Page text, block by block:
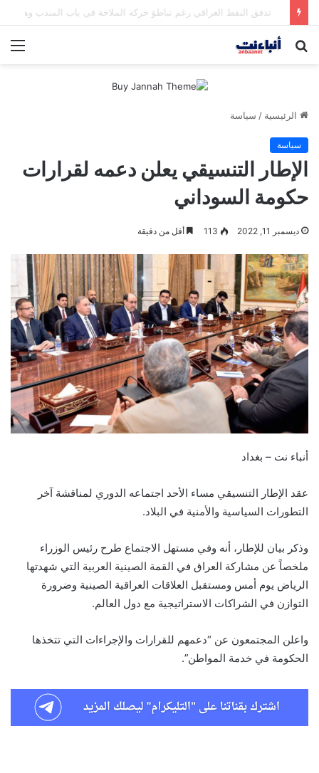
مقتل شخصين وإصابة 5 في إطلاق نار بمهرجان بمدينة سياتل الأميركية
بحث
الرئيسية / سياسة
سياسة
الإطار التنسيقي يعلن دعمه لقرارات
حكومة السوداني
ديسمبر 11, 2022 113 أقل من دقيقة
‏أنباء نت – بغداد
عقد الإطار التنسيقي مساء الأحد اجتماعه الدوري لمناقشة آخر
التطورات السياسية والأمنية في البلاد.
وذكر بيان للإطار، أنه وفي مستهل الاجتماع طرح رئيس الوزراء
ملخصاً عن مشاركة العراق في القمة الصينية العربية التي شهدتها
الرياض يوم أمس ومستقبل العلاقات العراقية الصينية وضرورة
التوازن في الشراكات الاستراتيجية مع دول العالم.
‏واعلن المجتمعون عن “دعمهم للقرارات والإجراءات التي تتخذها
الحكومة في خدمة المواطن”.